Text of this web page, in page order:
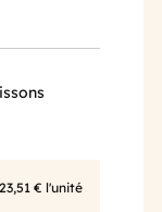
23,51 € l'unité